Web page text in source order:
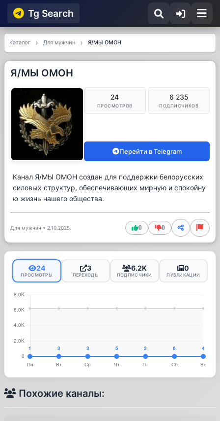
Tg Searсh
Каталог Для мужчин Я/МЫ ОМОН
Я/МЫ ОМОН
24
ПРОСМОТРОВ
6 235
ПОДПИСЧИКОВ
Перейти в Telegram
Канал Я/МЫ ОМОН создан для поддержки белорусских
силовых структур, обеспечивающих мирную и спокойну
ю жизнь нашего общества.
Для мужчин • 2.10.2025 0 0
24
ПРОСМОТРЫ
3
ПЕРЕХОДЫ
6.2K
ПОДПИСЧИКИ
0
ПУБЛИКАЦИИ
Похожие каналы: